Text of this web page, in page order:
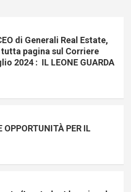
di Generali Real Estate,
pagina sul Corriere
2024 : IL LEONE GUARDA
OPPORTUNITÀ PER IL